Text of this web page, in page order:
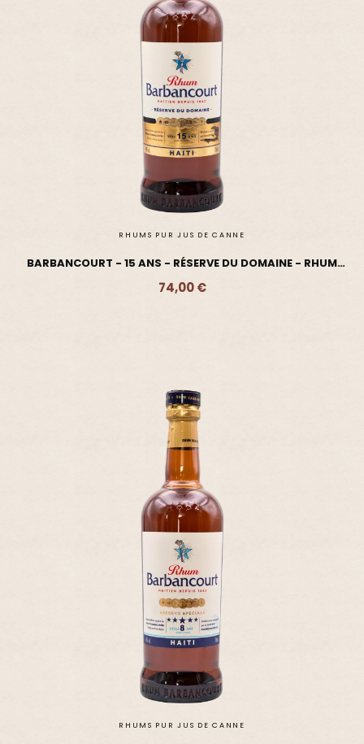
RHUMS PUR JUS DE CANNE
BARBANCOURT - 15 ANS - RÉSERVE DU DOMAINE - RHUM
VIEUX
74,00 €
Ajouter - 74,00 €
RHUMS PUR JUS DE CANNE